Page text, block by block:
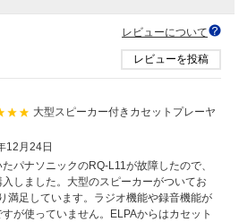
レビューについて
レビューを投稿
大型スピーカー付きカセットプレーヤ
12月24日
パナソニックのRQ-L11が故障したので、
しました。大型のスピーカーがついてお
満足しています。ラジオ機能や録音機能が
が使っていません。ELPAからはカセット